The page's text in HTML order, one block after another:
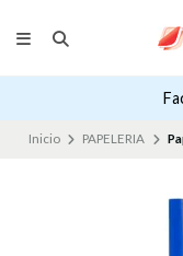
Inicio PAPELERIA